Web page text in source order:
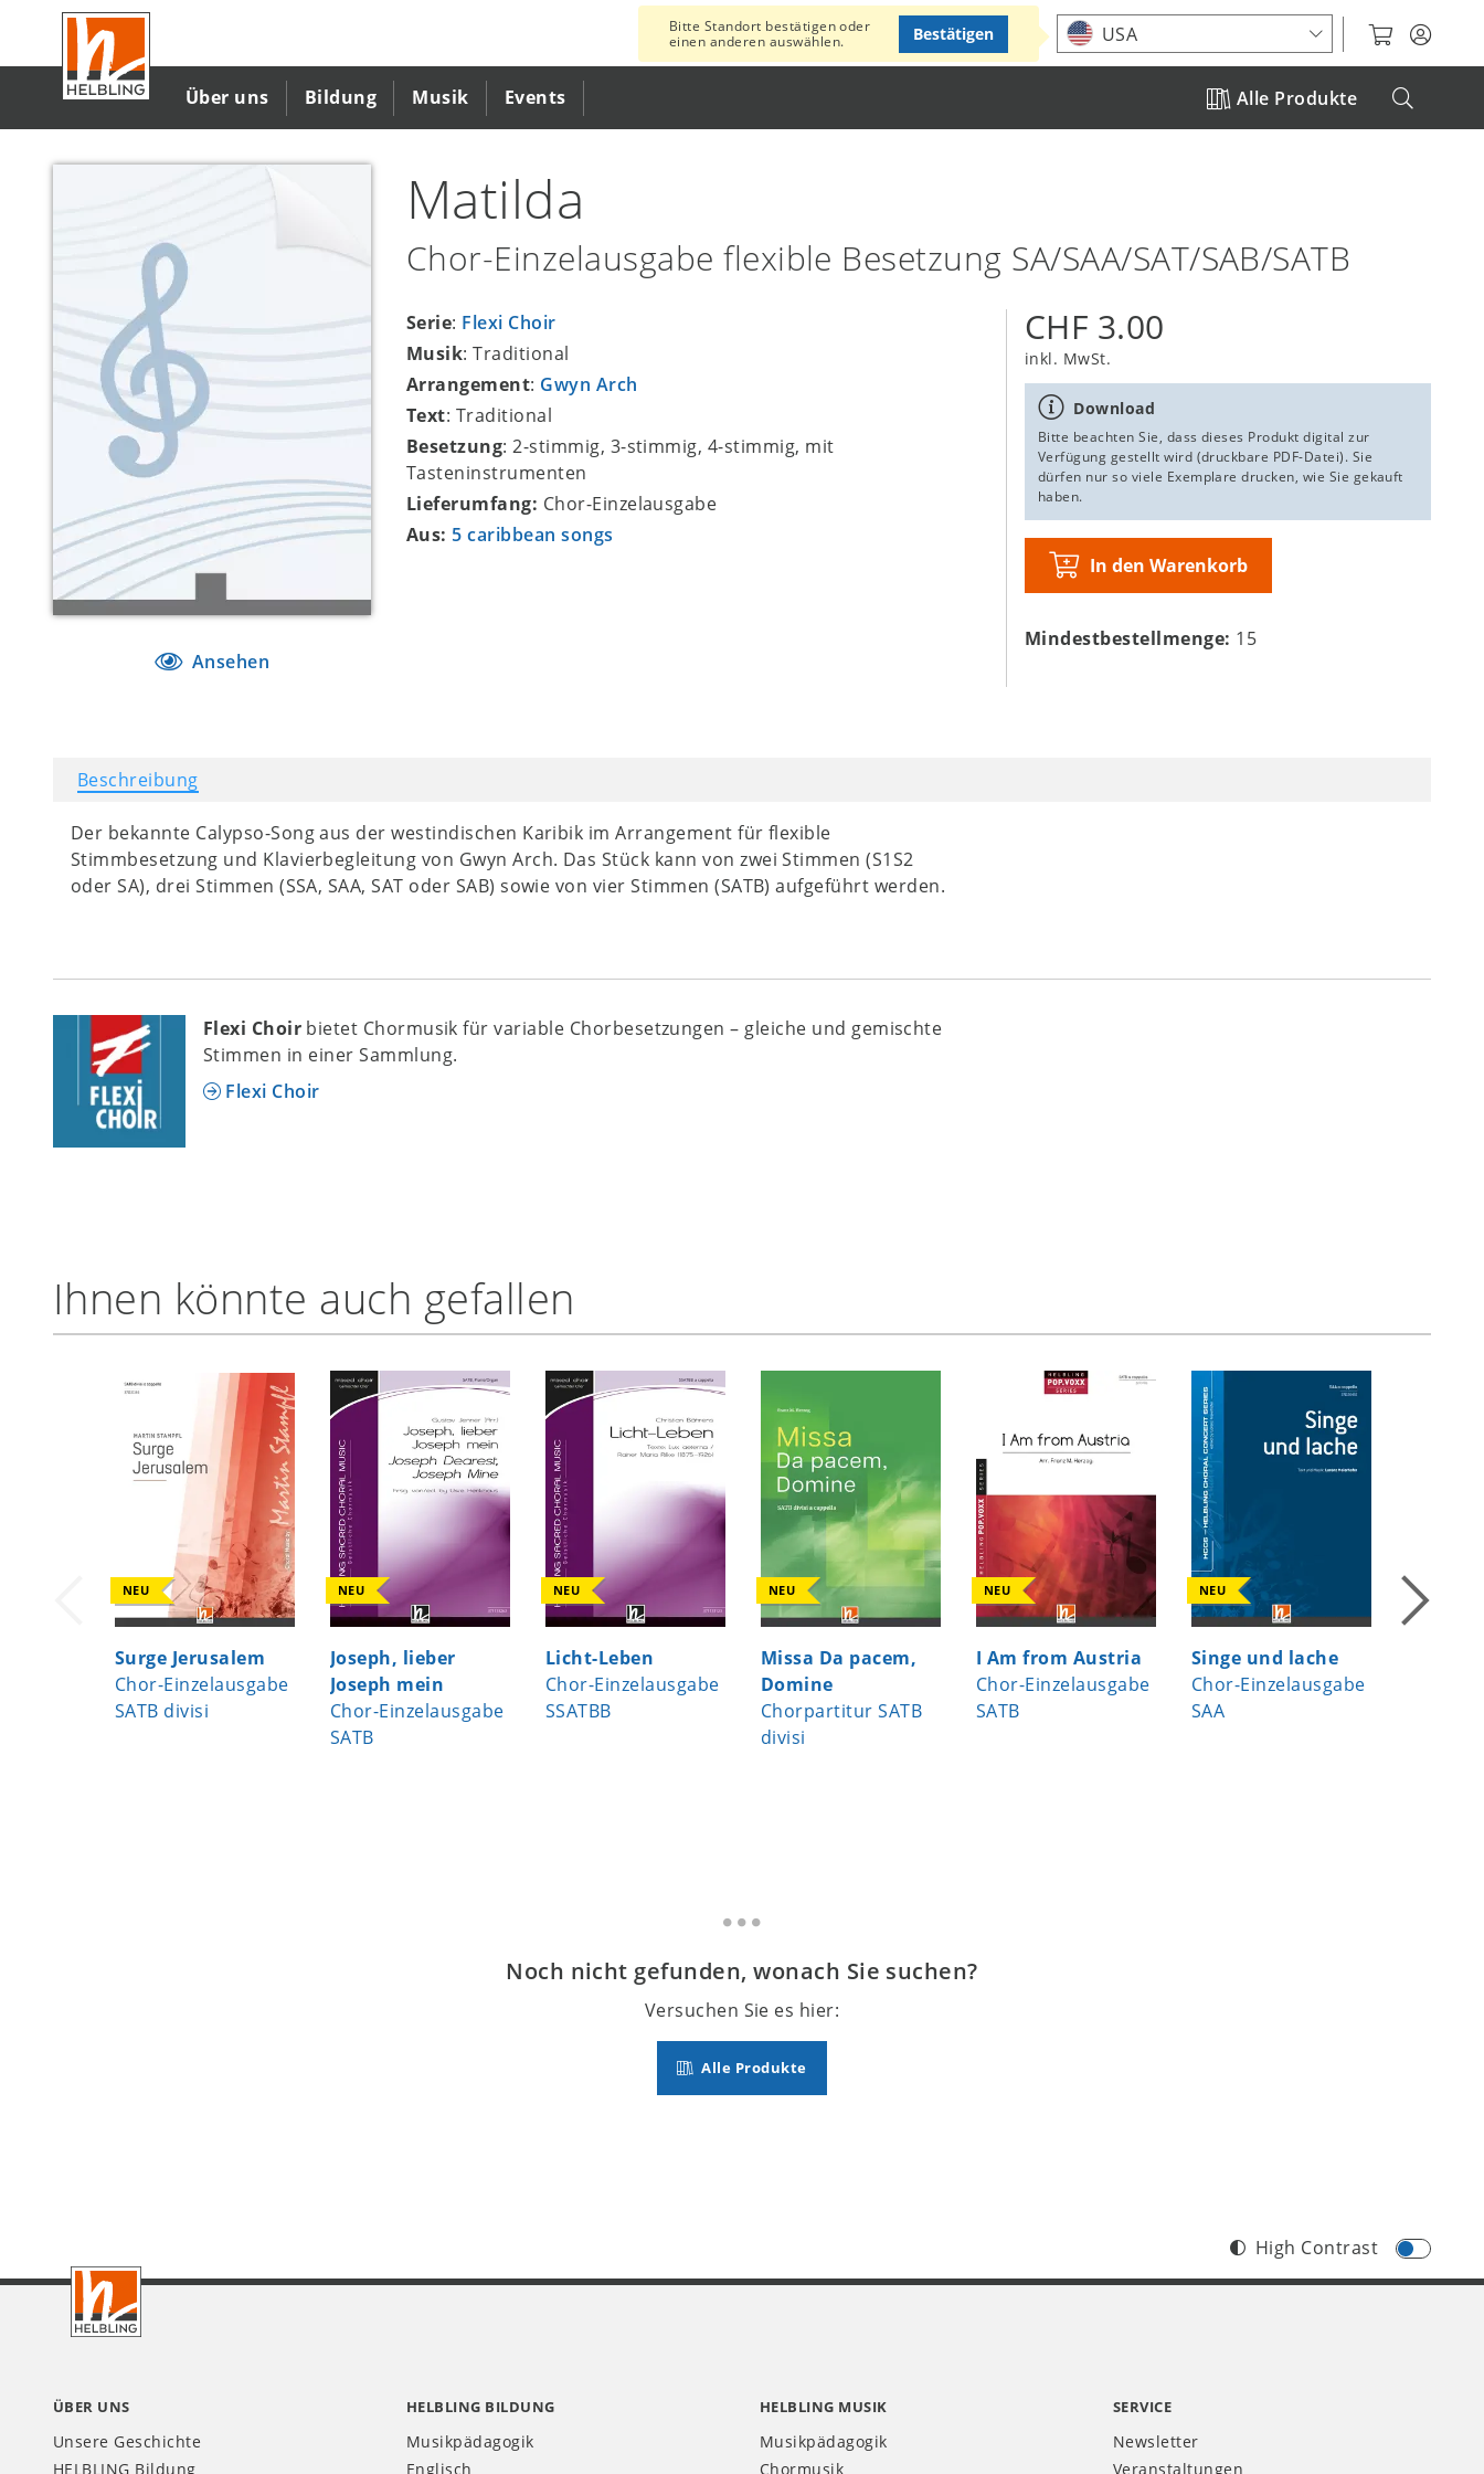
Inhalt
Standort auswählen
Über uns Bildung Musik Events Alle Produkte
Bitte Standort bestätigen oder
einen anderen auswählen.
USA
Bestätigen
Ansehen
Matilda
Chor-Einzelausgabe flexible Besetzung SA/SAA/SAT/SAB/SATB
Serie: Flexi Choir
Musik: Traditional
Arrangement: Gwyn Arch
Text: Traditional
Besetzung: 2-stimmig, 3-stimmig, 4-stimmig, mit
Tasteninstrumenten
Lieferumfang: Chor-Einzelausgabe
Aus: 5 caribbean songs
CHF 3.00
inkl. MwSt.
Download
Bitte beachten Sie, dass dieses Produkt digital zur
Verfügung gestellt wird (druckbare PDF-Datei). Sie
dürfen nur so viele Exemplare drucken, wie Sie gekauft
haben.
In den Warenkorb
Mindestbestellmenge: 15
Beschreibung
Der bekannte Calypso-Song aus der westindischen Karibik im Arrangement für flexible
Stimmbesetzung und Klavierbegleitung von Gwyn Arch. Das Stück kann von zwei Stimmen (S1S2
oder SA), drei Stimmen (SSA, SAA, SAT oder SAB) sowie von vier Stimmen (SATB) aufgeführt werden.
Flexi Choir bietet Chormusik für variable Chorbesetzungen – gleiche und gemischte
Stimmen in einer Sammlung.
Flexi Choir
Ihnen könnte auch gefallen
NEU
Surge Jerusalem
Chor-Einzelausgabe
SATB divisi
NEU
Joseph, lieber
Joseph mein
Chor-Einzelausgabe
SATB
NEU
Licht-Leben
Chor-Einzelausgabe
SSATBB
NEU
Missa Da pacem,
Domine
Chorpartitur SATB
divisi
NEU
I Am from Austria
Chor-Einzelausgabe
SATB
NEU
Singe und lache
Chor-Einzelausgabe
SAA
NEU
Noch nicht gefunden, wonach Sie suchen?
Versuchen Sie es hier:
Alle Produkte
Footer
High Contrast
ÜBER UNS
Unsere Geschichte
HELBLING Bildung
HELBLING BILDUNG
Musikpädagogik
Englisch
HELBLING MUSIK
Musikpädagogik
Chormusik
SERVICE
Newsletter
Veranstaltungen